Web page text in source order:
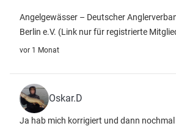
Angelgewässer – Deutscher
Berlin e.V. (Link nur für registrierte
vor 1 Monat
Oskar.D
Ja hab mich korrigiert und dann